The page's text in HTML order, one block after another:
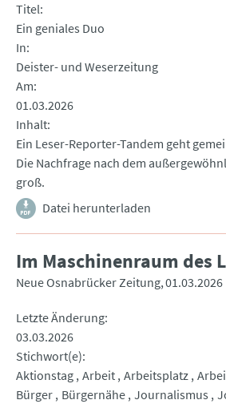
Titel
Ein geniales Duo
In
Deister- und Weserzeitung
Am
01.03.2026
Inhalt
Ein Leser-Reporter-Tandem geht
Die Nachfrage nach dem
groß.
Datei herunterladen
Im Maschinenraum des
Neue Osnabrücker Zeitung 01.03.2026
Letzte Änderung
03.03.2026
Stichwort(e)
Aktionstag Arbeit Arbeitsplatz
Bürger Bürgernähe Journalismus